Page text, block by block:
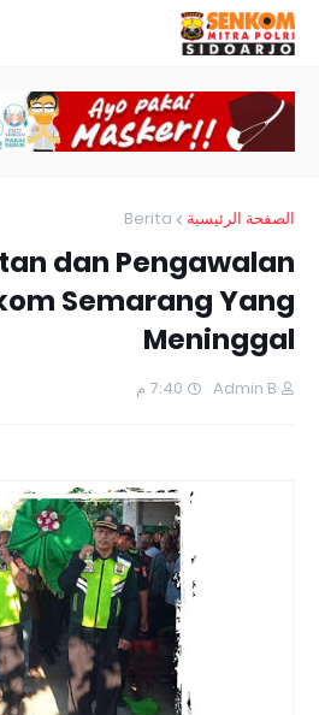
الصفحة الرئيسية Berita
dan Pengawalan
Semarang Yang
Meninggal
Admin B 7:40 م